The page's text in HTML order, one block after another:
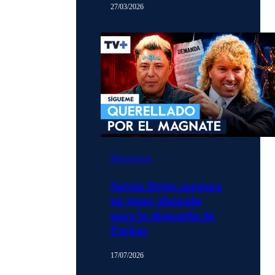
27/03/2026
Momentos
Sergio Rojas asegura
no tener abogado
para la demanda de
Farkas
17/07/2026